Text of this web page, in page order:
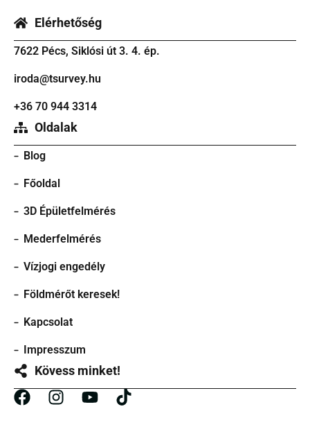
Elérhetőség
7622 Pécs, Siklósi út 3. 4. ép.
iroda@tsurvey.hu
+36 70 944 3314
Oldalak
Blog
Főoldal
3D Épületfelmérés
Mederfelmérés
Vízjogi engedély
Földmérőt keresek!
Kapcsolat
Impresszum
Kövess minket!